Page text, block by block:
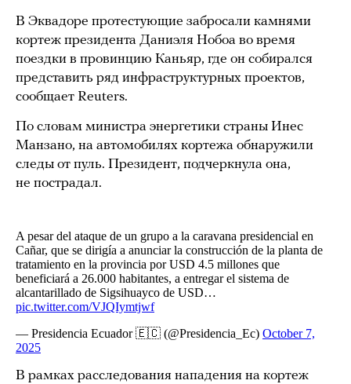
В Эквадоре протестующие забросали камнями
кортеж президента Даниэля Нобоа во время
поездки в провинцию Каньяр, где он собирался
представить ряд инфраструктурных проектов,
сообщает Reuters.
По словам министра энергетики страны Инес
Манзано, на автомобилях кортежа обнаружили
следы от пуль. Президент, подчеркнула она,
не пострадал.
В рамках расследования нападения на кортеж